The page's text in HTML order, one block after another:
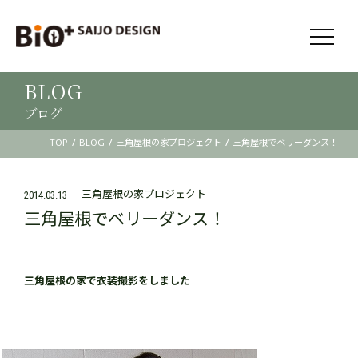
BLOG
ブログ
TOP / BLOG / 三角屋根の家プロジェクト / 三角屋根でベリーダンス！
2014.03.13 三角屋根の家プロジェクト
三角屋根でベリーダンス！
三角屋根の家で衣装撮影をしました